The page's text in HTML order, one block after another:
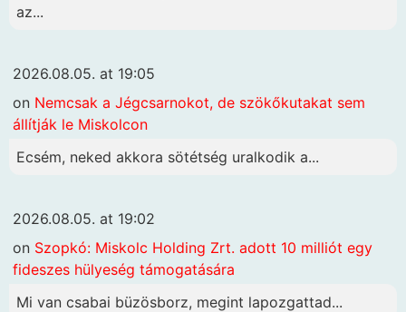
az...
2026.08.05. at 19:05
on Nemcsak a Jégcsarnokot, de szökőkutakat sem
állítják le Miskolcon
Ecsém, neked akkora sötétség uralkodik a...
2026.08.05. at 19:02
on Szopkó: Miskolc Holding Zrt. adott 10 milliót egy
fideszes hülyeség támogatására
Mi van csabai büzösborz, megint lapozgattad...